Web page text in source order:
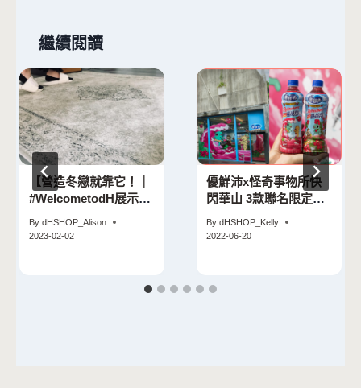
繼續閱讀
【營造冬戀就靠它！｜
#WelcometodH展示
By dHSHOP_Alison
2023-02-02
優鮮沛x怪奇事物所快
閃華山 3款聯名限定特
By dHSHOP_Kelly
2022-06-20